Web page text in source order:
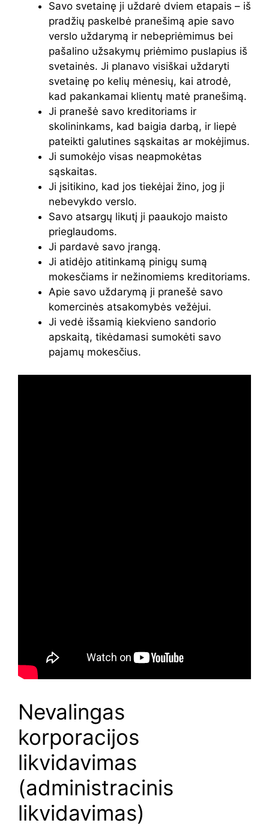
Savo svetainę ji uždarė dviem etapais – iš
pradžių paskelbė pranešimą apie savo
verslo uždarymą ir nebepriėmimus bei
pašalino užsakymų priėmimo puslapius iš
svetainės. Ji planavo visiškai uždaryti
svetainę po kelių mėnesių, kai atrodė,
kad pakankamai klientų matė pranešimą.
Ji pranešė savo kreditoriams ir
skolininkams, kad baigia darbą, ir liepė
pateikti galutines sąskaitas ar mokėjimus.
Ji sumokėjo visas neapmokėtas
sąskaitas.
Ji įsitikino, kad jos tiekėjai žino, jog ji
nebevykdo verslo.
Savo atsargų likutį ji paaukojo maisto
prieglaudoms.
Ji pardavė savo įrangą.
Ji atidėjo atitinkamą pinigų sumą
mokesčiams ir nežinomiems kreditoriams.
Apie savo uždarymą ji pranešė savo
komercinės atsakomybės vežėjui.
Ji vedė išsamią kiekvieno sandorio
apskaitą, tikėdamasi sumokėti savo
pajamų mokesčius.
Nevalingas
korporacijos
likvidavimas
(administracinis
likvidavimas)